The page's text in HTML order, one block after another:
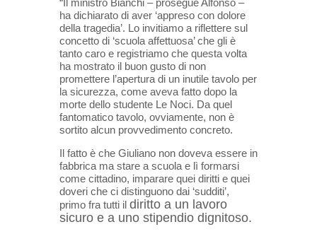
ha dichiarato di aver ‘appreso con dolore
della tragedia’. Lo invitiamo a riflettere sul
concetto di ‘scuola affettuosa’ che gli è
tanto caro e registriamo che questa volta
ha mostrato il buon gusto di non
promettere l’apertura di un inutile tavolo per
la sicurezza, come aveva fatto dopo la
morte dello studente Le Noci. Da quel
fantomatico tavolo, ovviamente, non è
sortito alcun provvedimento concreto.
Il fatto è che Giuliano non doveva essere in
fabbrica ma stare a scuola e lì formarsi
come cittadino, imparare quei diritti e quei
doveri che ci distinguono dai ‘sudditi’,
primo fra tutti il diritto a un lavoro
sicuro e a uno stipendio dignitoso.